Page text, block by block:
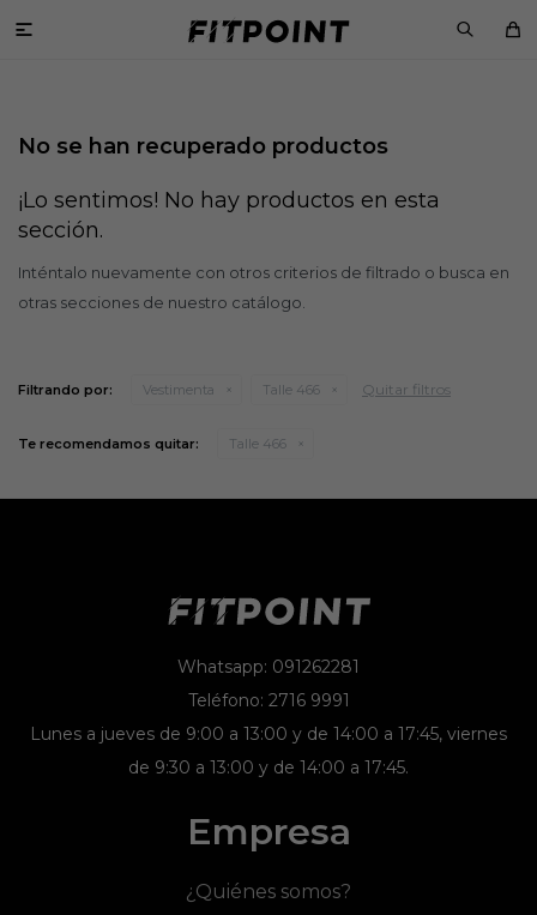

No se han recuperado productos
¡Lo sentimos! No hay productos en esta
sección.
Inténtalo nuevamente con otros criterios de filtrado o busca en
otras secciones de nuestro catálogo.
Filtrando por: Vestimenta Talle 466 Quitar filtros
Te recomendamos quitar: Talle 466
Whatsapp: 091262281
Teléfono: 2716 9991
Lunes a jueves de 9:00 a 13:00 y de 14:00 a 17:45, viernes
de 9:30 a 13:00 y de 14:00 a 17:45.
Empresa
¿Quiénes somos?